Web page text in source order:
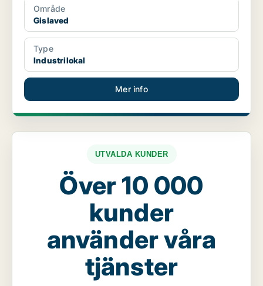
Område
Gislaved
Type
Industrilokal
Mer info
UTVALDA KUNDER
Över 10 000
kunder
använder våra
tjänster